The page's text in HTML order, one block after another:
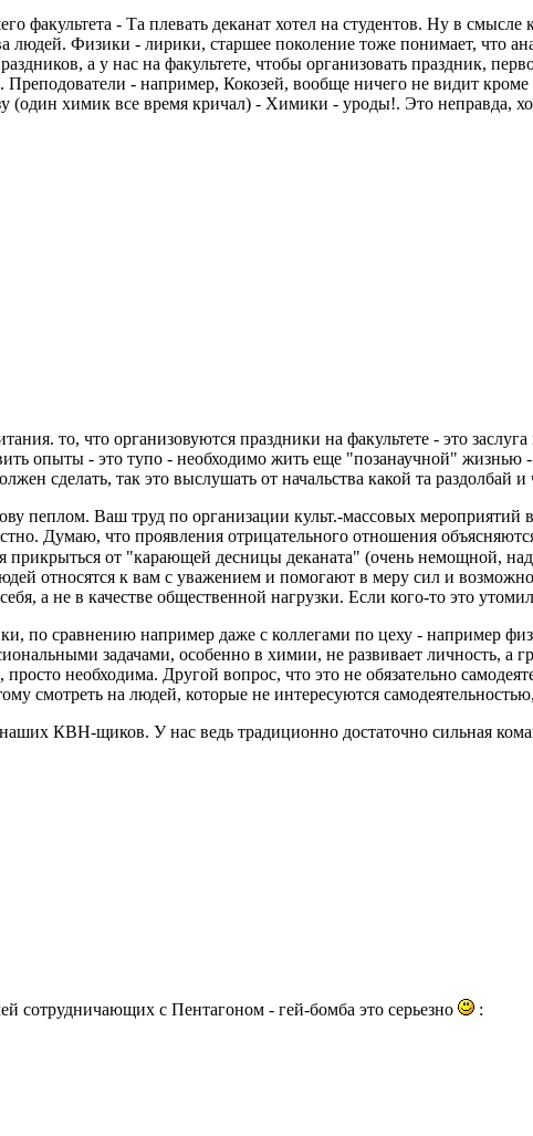
факультета - Та плевать деканат хотел на студентов. Ну в
людей. Физики - лирики, старшее поколение тоже понимает, что
а у нас на факультете, чтобы организовать праздник,
Преподователи - например, Кокозей, вообще ничего не видит
(один химик все время кричал) - Химики - уроды!. Это неправда,
то, что организовуются праздники на факультете - это
опыты - это тупо - необходимо жить еще "позанаучной" жизнью
сделать, так это выслушать от начальства какой та раздолбай
пеплом. Ваш труд по организации культ.-массовых мероприятий
Думаю, что проявления отрицательного отношения
от "карающей десницы деканата" (очень немощной,
относятся к вам с уважением и помогают в меру сил и
а не в качестве общественной нагрузки. Если кого-то это
по сравнению например даже с коллегами по цеху - например
задачами, особенно в химии, не развивает личность, а
необходима. Другой вопрос, что это не обязательно
смотреть на людей, которые не интересуются
КВН-щиков. У нас ведь традиционно достаточно сильная
сотрудничающих с Пентагоном - гей-бомба это серьезно
: